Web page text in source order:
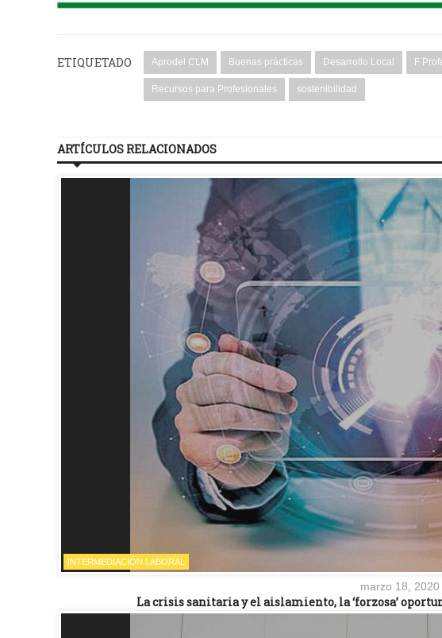
ETIQUETADO Aprodel CLM Buenas prácticas Desarrollo Local F
Recursos para Profesionales sostenibilidad
ARTÍCULOS RELACIONADOS
INTERMEDIACIÓN LABORAL
marzo 18, 2020
La crisis sanitaria y el aislamiento, la ‘forzosa’